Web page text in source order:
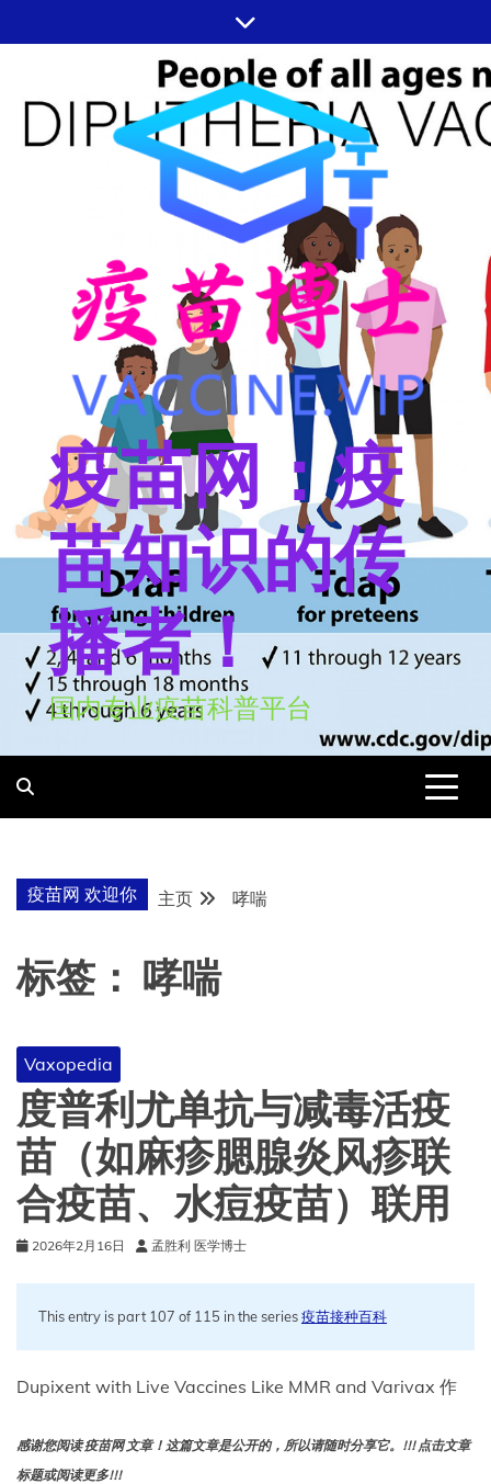
至
疫苗网：疫
苗知识的传
播者！
国内专业疫苗科普平台
疫苗网 欢迎你 主页 哮喘
标签： 哮喘
Vaxopedia
度普利尤单抗与减毒活疫
苗（如麻疹腮腺炎风疹联
合疫苗、水痘疫苗）联用
2026年2月16日 孟胜利 医学博士
This entry is part 107 of 115 in the series疫苗接种百科
Dupixent with Live Vaccines Like MMR and Varivax 作
感谢您阅读 疫苗网 文章！这篇文章是公开的，所以请随时分享它。!!! 点击文章
标题或阅读更多!!!